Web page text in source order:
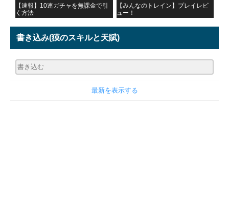
【速報】10連ガチャを無課金で引
く方法
【みんなのトレイン】プレイレビ
ュー！
書き込み(獏のスキルと天賦)
最新を表示する